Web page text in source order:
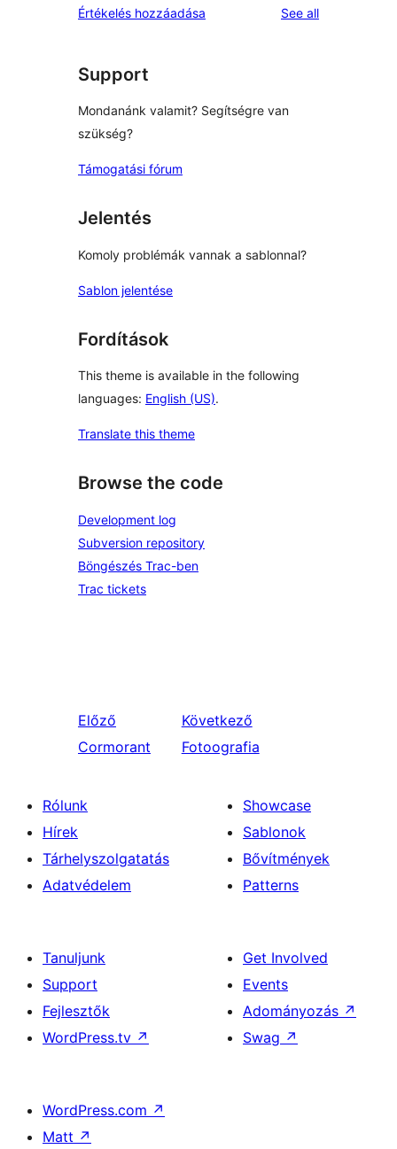
Értékelés hozzáadása See allreviews
Support
Mondanánk valamit? Segítségre van
szükség?
Támogatási fórum
Jelentés
Komoly problémák vannak a sablonnal?
Sablon jelentése
Fordítások
This theme is available in the following
languages: English (US).
Translate this theme
Browse the code
Development log
Subversion repository
Böngészés Trac-ben
Trac tickets
Előző
Cormorant
Következő
Fotoografia
Rólunk
Hírek
Tárhelyszolgatatás
Adatvédelem
Showcase
Sablonok
Bővítmények
Patterns
Tanuljunk
Support
Fejlesztők
WordPress.tv ↗
Get Involved
Events
Adományozás ↗
Swag ↗
WordPress.com ↗
Matt ↗